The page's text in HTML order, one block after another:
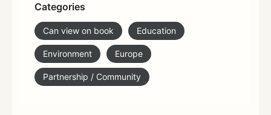
Categories
Can view on book Education
Environment Europe
Partnership / Community